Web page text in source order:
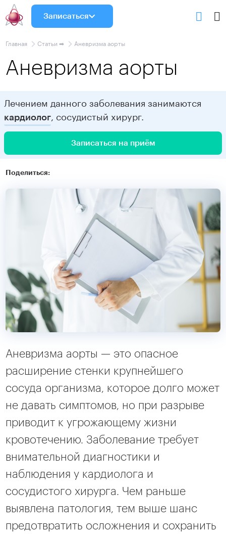
Записаться
Главная Статьи ➡ Аневризма аорты
Аневризма аорты
Лечением данного заболевания занимаются
кардиолог, сосудистый хирург.
Записаться на приём
Поделиться:
Аневризма аорты — это опасное
расширение стенки крупнейшего
сосуда организма, которое долго может
не давать симптомов, но при разрыве
приводит к угрожающему жизни
кровотечению. Заболевание требует
внимательной диагностики и
наблюдения у кардиолога и
сосудистого хирурга. Чем раньше
выявлена патология, тем выше шанс
предотвратить осложнения и сохранить